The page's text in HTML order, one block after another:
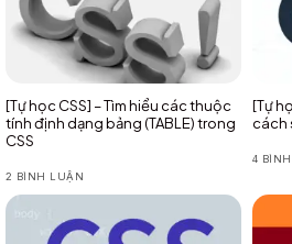
[Tự học CSS] – Tìm hiểu các thuộc
tính định dạng bảng (TABLE) trong
CSS
2 BÌNH LUẬN
[Tự
cách
4